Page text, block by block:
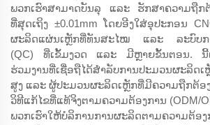
ພວກເຮົາສາມາດບັນລຸ ແລະ ຮັກສາຄວາມຖືກ
ທີ່ສຸດເຖິງ ±0.01mm ໂດຍອີງໃສ່ອຸປະກອນ
ຜະລິດແຜ່ນເຫຼັກທີ່ທັນສະໄໝ ແລະ ລະບົບກ
(QC) ທີ່ເຂັ້ມງວດ ແລະ ມີຫຼາຍຂັ້ນຕອນ. ນີ້ເ
ຮ່ວມງານທີ່ເຊື່ອຖືໄດ້ສຳລັບການປະມວນຜະລິດ
ສູງ ແລະ ຜູ້ປະມວນຜະລິດເຫຼັກທີ່ມີຄວາມຖືກຕ້ອ
ວິທີແກ້ໄຂທີ່ແທ້ຈິງຕາມຄວາມຕ້ອງການ (ODM/
ພວກເຮົາໃຫ້ບໍລິການການຜະລິດຕາມຄວາມຕ້ອງ